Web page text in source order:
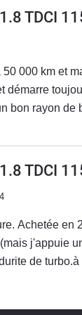
ce qui
une autre
je
TDCI
000 km et
démarre
bon rayon de
la
me dira si
TDCI
Achetée en
j'appuie
de